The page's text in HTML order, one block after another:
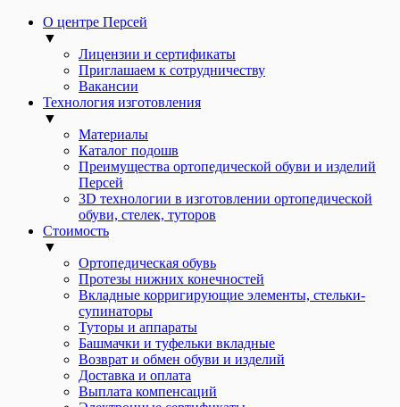
О центре Персей
▼
Лицензии и сертификаты
Приглашаем к сотрудничеству
Вакансии
Технология изготовления
▼
Материалы
Каталог подошв
Преимущества ортопедической обуви и изделий
Персей
3D технологии в изготовлении ортопедической
обуви, стелек, туторов
Стоимость
▼
Ортопедическая обувь
Протезы нижних конечностей
Вкладные корригирующие элементы, стельки-
супинаторы
Туторы и аппараты
Башмачки и туфельки вкладные
Возврат и обмен обуви и изделий
Доставка и оплата
Выплата компенсаций